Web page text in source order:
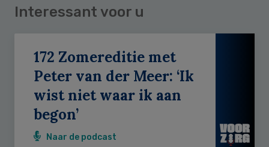
Interessant voor u
172 Zomereditie met
Peter van der Meer: ‘Ik
wist niet waar ik aan
begon’
Naar de podcast